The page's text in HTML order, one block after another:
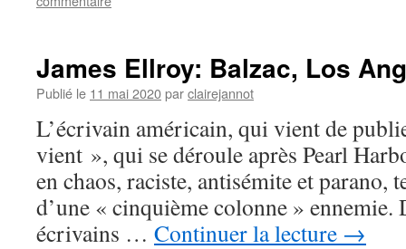
James Ellroy: Balzac, Los
Publié le 11 mai 2020parclairejannot
L’écrivain américain, qui vient de
vient », qui se déroule après Pearl
en chaos, raciste, antisémite et parano,
d’une « cinquième colonne » ennemie.
écrivains … Continuer la lecture →